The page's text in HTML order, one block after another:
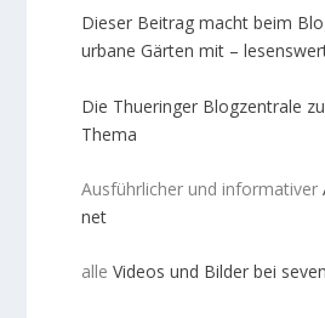
Dieser Beitrag macht beim
urbane Gärten mit –
Die Thueringer Blogzentrale
Thema
Ausführlicher und informativer
net
alleVideos und Bilder bei